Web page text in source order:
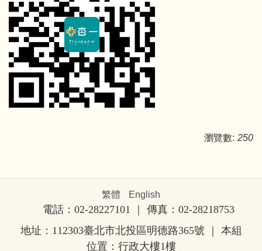
瀏覽數: 250
繁體 English
電話：02-28227101 ｜ 傳真：02-28218753
地址：112303臺北市北投區明德路365號
｜ 本組
位置：行政大樓1樓